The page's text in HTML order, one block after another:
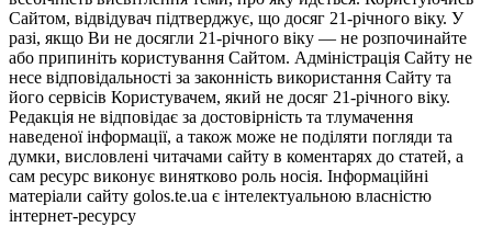
Сайтом, відвідувач підтверджує, що досяг 21-річного віку. У
разі, якщо Ви не досягли 21-річного віку — не розпочинайте
або припиніть користування Сайтом. Адміністрація Сайту не
несе відповідальності за законність використання Сайту та
його сервісів Користувачем, який не досяг 21-річного віку.
Редакція не відповідає за достовірність та тлумачення
наведеної інформації, а також може не поділяти погляди та
думки, висловлені читачами сайту в коментарях до статей, а
сам ресурс виконує винятково роль носія. Інформаційні
матеріали сайту golos.te.ua є інтелектуальною власністю
інтернет-ресурсу